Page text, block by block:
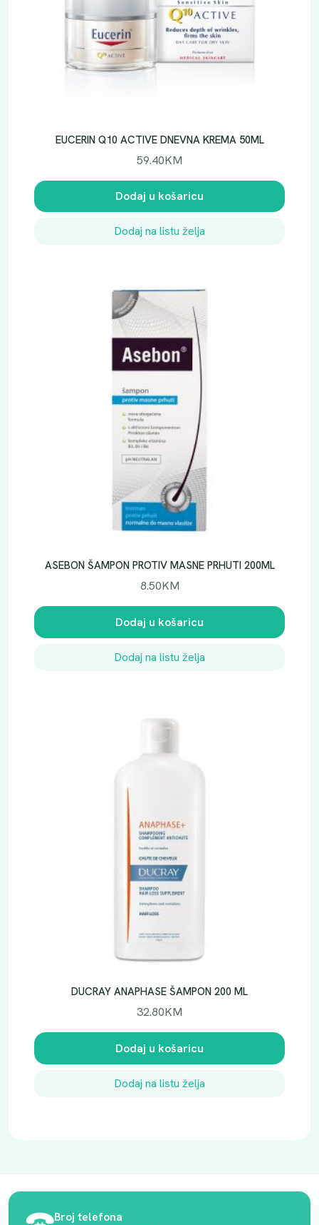
EUCERIN Q10 ACTIVE DNEVNA KREMA 50ML
59.40KM
Dodaj u košaricu
Dodaj na listu želja
ASEBON ŠAMPON PROTIV MASNE PRHUTI 200ML
8.50KM
Dodaj u košaricu
Dodaj na listu želja
DUCRAY ANAPHASE ŠAMPON 200 ML
32.80KM
Dodaj u košaricu
Dodaj na listu želja
Broj telefona